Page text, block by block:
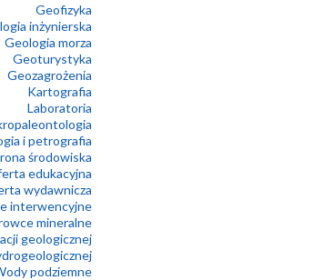
Geofizyka
inżynierska
Geologia morza
Geoturystyka
Geozagrożenia
Kartografia
Laboratoria
i petrografia
środowiska
edukacyjna
wydawnicza
interwencyjne
mineralne
geologicznej
podziemne